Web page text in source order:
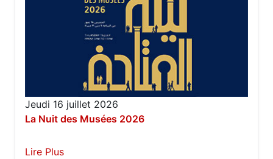
Jeudi 16 juillet 2026
La Nuit des Musées 2026
Lire Plus